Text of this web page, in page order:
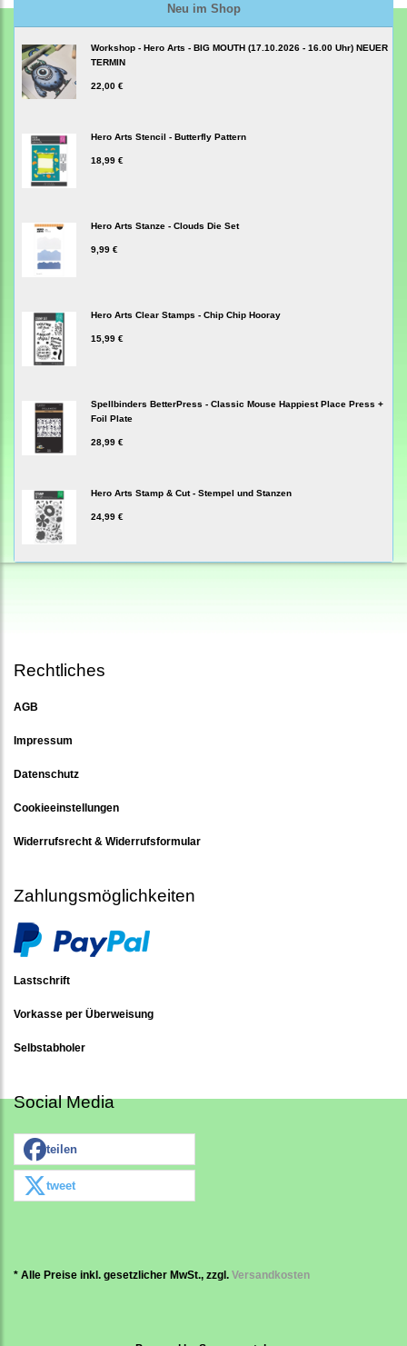
Neu im Shop
Workshop - Hero Arts - BIG MOUTH (17.10.2026 - 16.00 Uhr) NEUER
TERMIN
22,00 €
Hero Arts Stencil - Butterfly Pattern
18,99 €
Hero Arts Stanze - Clouds Die Set
9,99 €
Hero Arts Clear Stamps - Chip Chip Hooray
15,99 €
Spellbinders BetterPress - Classic Mouse Happiest Place Press +
Foil Plate
28,99 €
Hero Arts Stamp & Cut - Stempel und Stanzen
24,99 €
Rechtliches
AGB
Impressum
Datenschutz
Cookieeinstellungen
Widerrufsrecht & Widerrufsformular
Zahlungsmöglichkeiten
Lastschrift
Vorkasse per Überweisung
Selbstabholer
Social Media
teilen
tweet
* Alle Preise inkl. gesetzlicher MwSt., zzgl. Versandkosten